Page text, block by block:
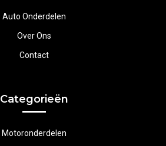
Auto Onderdelen
Over Ons
Contact
Categorieën
Motoronderdelen